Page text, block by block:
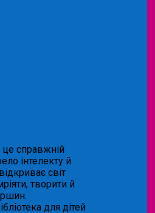
це справжній
інтелекту й
світ
творити й
для дітей